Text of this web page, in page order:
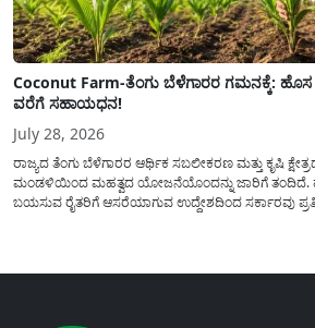
Coconut Farm-ತೆಂಗು ಬೆಳೆಗಾರರ ಗಮನಕ್ಕೆ:
ವರೆಗೆ ಸಹಾಯಧನ!
July 28, 2026
ರಾಜ್ಯದ ತೆಂಗು ಬೆಳೆಗಾರರ ಆರ್ಥಿಕ ಸಬಲೀಕರಣ ಮತ್ತು ಕೃಷಿ
ಮಂಡಳಿಯಿಂದ ಮಹತ್ವದ ಯೋಜನೆಯೊಂದನ್ನು ಜಾರಿಗೆ ತಂದಿದೆ.
ಬಯಸುವ ರೈತರಿಗೆ ಆಸರೆಯಾಗುವ ಉದ್ದೇಶದಿಂದ ಸರ್ಕಾರವು ಪ್ರತಿ